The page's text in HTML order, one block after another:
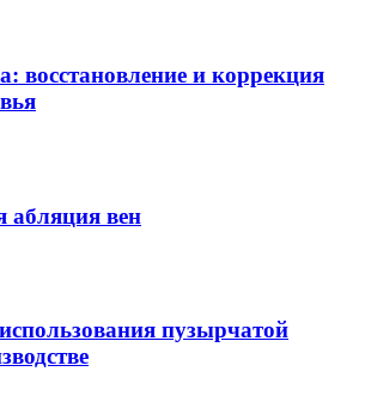
восстановление и коррекция
абляция вен
пузырчатой